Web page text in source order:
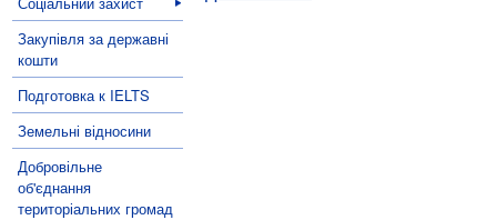
Закупівля за державні
кошти
Подготовка к IELTS
Земельні відносини
Добровільне
об'єднання
територіальних громад